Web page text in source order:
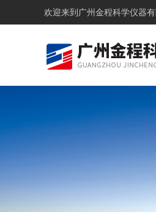
欢迎来到 广州金程科学仪器